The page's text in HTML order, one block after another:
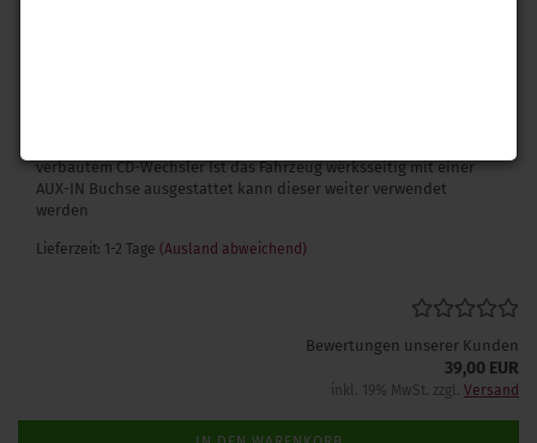
verbautem CD-Wechsler Ist das Fahrzeug werksseitig mit einer
AUX-IN Buchse ausgestattet kann dieser weiter verwendet
werden
Lieferzeit: 1-2 Tage (Ausland abweichend)
Bewertungen unserer Kunden
39,00 EUR
inkl. 19% MwSt. zzgl. Versand